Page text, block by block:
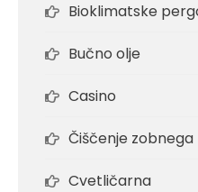
Bioklimatske
Bučno olje
Casino
Čiščenje
Cvetličarna